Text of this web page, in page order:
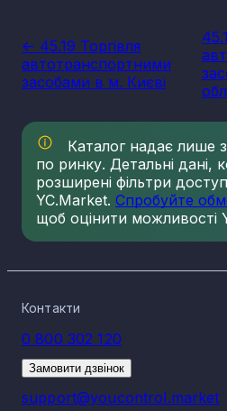
<- 45.19 Торгівля
автотранспортними
засобами в м. Києві
Каталог надає лише
по ринку. Детальні дані,
розширені фільтри
YC.Market. Спробуйте
щоб оцінити можливості
Контакти
0 800 302 120
Замовити дзвінок
support@youcontrol.market